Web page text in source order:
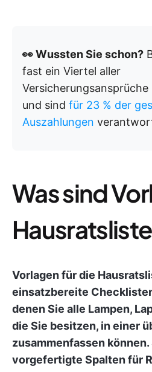
👀 Wussten Sie schon?
fast ein Viertel aller
Versicherungsansprüche
und sind für 23 % der
Auszahlungen
Was sind
Vorlagen für die
einsatzbereite
denen Sie alle Lampen,
die Sie besitzen, in einer
zusammenfassen
vorgefertigte Spalten für